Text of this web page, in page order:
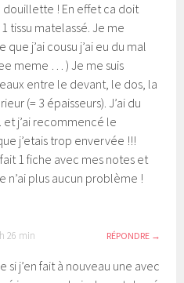
douillette ! En effet ca doit
tissu matelassé. Je me
j’ai cousu j’ai eu du mal
meme … ) Je me suis
entre le devant, le dos, la
(= 3 épaisseurs). J’ai du
j’ai recommencé le
j’etais trop envervée !!!
1 fiche avec mes notes et
n’ai plus aucun problème !
26 min RÉPONDRE
si j’en fait à nouveau une avec